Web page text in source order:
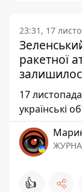
23:31, 17
ракетної
17
українські
👍